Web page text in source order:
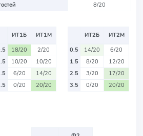
8/20
ИТ1Б
ИТ1М
18/20
2/20
10/20
10/20
6/20
14/20
0/20 20/20
ИТ2Б
ИТ2М
0.5
14/20
6/20
1.5
8/20
12/20
2.5
3/20
17/20
3.5
0/20 20/20